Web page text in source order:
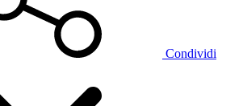
Condividi